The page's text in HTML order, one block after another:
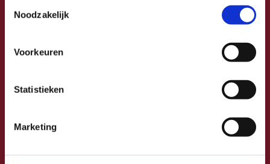
Noodzakelijk
Voorkeuren
Statistieken
Marketing
over mediabereik en mediaconsumptie
1030 Brussel
BTW BE0407.594.592
Vacatures en stages